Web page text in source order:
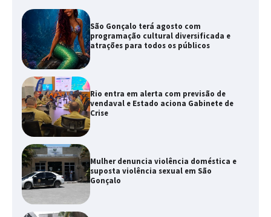
São Gonçalo terá agosto com
programação cultural diversificada e
atrações para todos os públicos
Rio entra em alerta com previsão de
vendaval e Estado aciona Gabinete de
Crise
Mulher denuncia violência doméstica e
suposta violência sexual em São
Gonçalo